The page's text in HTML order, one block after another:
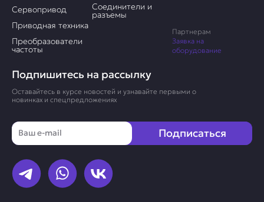
Подпишитесь на рассылку
Оставайтесь в курсе новостей и узнавайте первыми о
новинках и спецпредложениях
Email
Подписаться
Сервопривод
Приводная техника
Преобразователи
частоты
Соединители и
разъемы
Партнерам
Заявка на
оборудование